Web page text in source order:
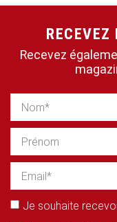
RECEVEZ
Recevez
Je souhaite